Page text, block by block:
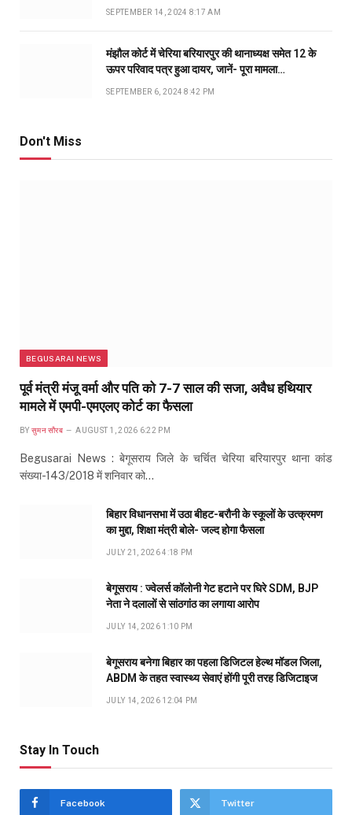
SEPTEMBER 14, 2024 8:17 AM
मंझौल कोर्ट में चेरिया बरियारपुर की थानाध्यक्ष समेत 12 के
ऊपर परिवाद पत्र हुआ दायर, जानें- पूरा मामला…
SEPTEMBER 6, 2024 8:42 PM
Don't Miss
BEGUSARAI NEWS
पूर्व मंत्री मंजू वर्मा और पति को 7-7 साल की सजा, अवैध हथियार
मामले में एमपी-एमएलए कोर्ट का फैसला
BY सुमन सौरब AUGUST 1, 2026 6:22 PM
Begusarai News : बेगूसराय जिले के चर्चित चेरिया बरियारपुर थाना कांड
संख्या-143/2018 में शनिवार को…
बिहार विधानसभा में उठा बीहट-बरौनी के स्कूलों के उत्क्रमण
का मुद्दा, शिक्षा मंत्री बोले- जल्द होगा फैसला
JULY 21, 2026 4:18 PM
बेगूसराय : ज्वेलर्स कॉलोनी गेट हटाने पर घिरे SDM, BJP
नेता ने दलालों से सांठगांठ का लगाया आरोप
JULY 14, 2026 1:10 PM
बेगूसराय बनेगा बिहार का पहला डिजिटल हेल्थ मॉडल जिला,
ABDM के तहत स्वास्थ्य सेवाएं होंगी पूरी तरह डिजिटाइज
JULY 14, 2026 12:04 PM
Stay In Touch
Facebook Twitter